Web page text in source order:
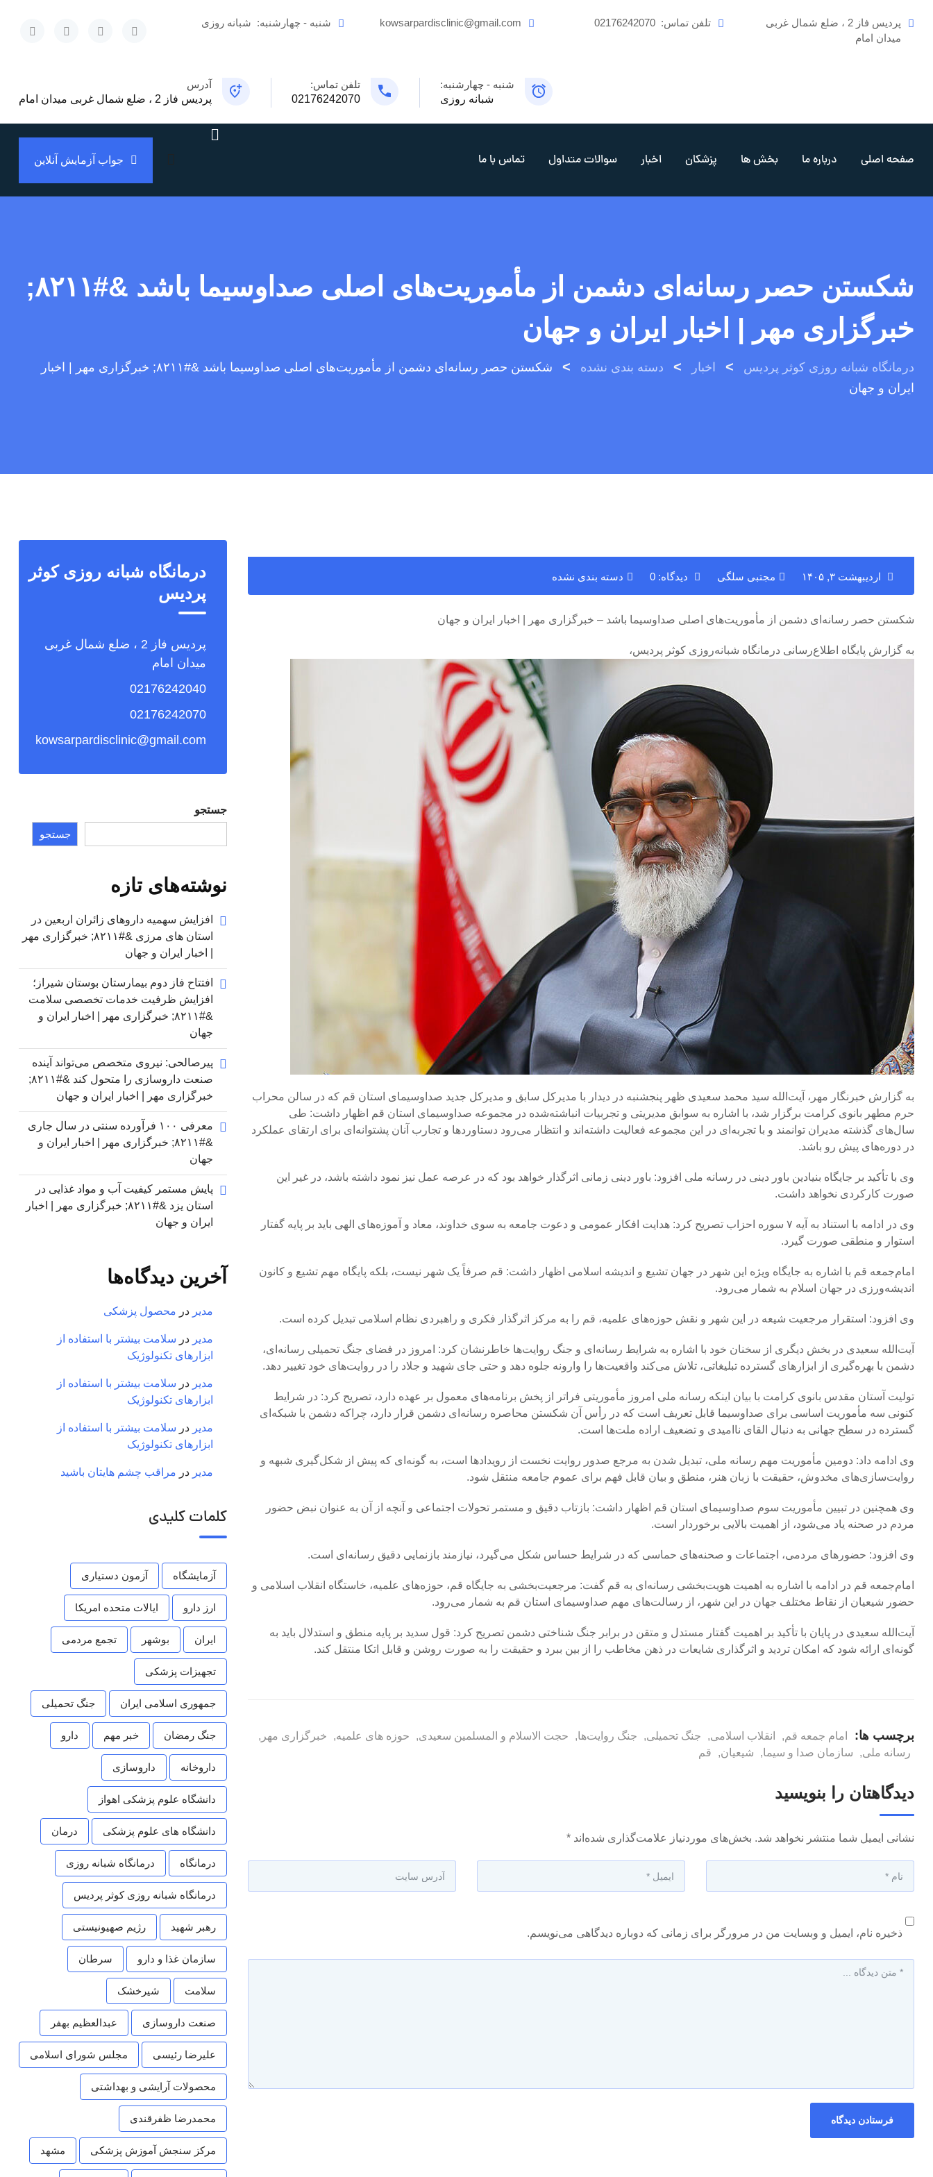
پردیس فاز 2 ، ضلع شمال غربی
میدان امام
تلفن تماس: 02176242070
kowsarpardisclinic@gmail.com شنبه - چهارشنبه: شبانه روزی
شنبه - چهارشنبه:
شبانه روزی
تلفن تماس:
02176242070
آدرس
پردیس فاز 2 ، ضلع شمال غربی میدان امام
صفحه اصلی درباره ما بخش ها پزشکان اخبار سوالات متداول تماس با ما جواب آزمایش آنلاین
شکستن حصر رسانه‌ای دشمن از مأموریت‌های اصلی صداوسیما باشد &#۸۲۱۱;
خبرگزاری مهر | اخبار ایران و جهان
درمانگاه شبانه روزی کوثر پردیس > اخبار > دسته بندی نشده >
شکستن حصر رسانه‌ای دشمن از مأموریت‌های اصلی صداوسیما باشد &#۸۲۱۱; خبرگزاری مهر | اخبار
ایران و جهان
اردیبهشت ۳, ۱۴۰۵ مجتبی سلگی دیدگاه: 0 دسته بندی نشده
شکستن حصر رسانه‌ای دشمن از مأموریت‌های اصلی صداوسیما باشد – خبرگزاری مهر | اخبار ایران و جهان
به گزارش پایگاه اطلاع‌رسانی درمانگاه شبانه‌روزی کوثر پردیس،
به گزارش خبرنگار مهر، آیت‌الله سید محمد سعیدی ظهر پنجشنبه در دیدار با مدیرکل سابق و مدیرکل جدید صداوسیمای استان قم که در سالن محراب
حرم مطهر بانوی کرامت برگزار شد، با اشاره به سوابق مدیریتی و تجربیات انباشته‌شده در مجموعه صداوسیمای استان قم اظهار داشت: طی
سال‌های گذشته مدیران توانمند و با تجربه‌ای در این مجموعه فعالیت داشته‌اند و انتظار می‌رود دستاوردها و تجارب آنان پشتوانه‌ای برای ارتقای عملکرد
در دوره‌های پیش رو باشد.
وی با تأکید بر جایگاه بنیادین باور دینی در رسانه ملی افزود: باور دینی زمانی اثرگذار خواهد بود که در عرصه عمل نیز نمود داشته باشد، در غیر این
صورت کارکردی نخواهد داشت.
وی در ادامه با استناد به آیه ۷ سوره احزاب تصریح کرد: هدایت افکار عمومی و دعوت جامعه به سوی خداوند، معاد و آموزه‌های الهی باید بر پایه گفتار
استوار و منطقی صورت گیرد.
امام‌جمعه قم با اشاره به جایگاه ویژه این شهر در جهان تشیع و اندیشه اسلامی اظهار داشت: قم صرفاً یک شهر نیست، بلکه پایگاه مهم تشیع و کانون
اندیشه‌ورزی در جهان اسلام به شمار می‌رود.
وی افزود: استقرار مرجعیت شیعه در این شهر و نقش حوزه‌های علمیه، قم را به مرکز اثرگذار فکری و راهبردی نظام اسلامی تبدیل کرده است.
آیت‌الله سعیدی در بخش دیگری از سخنان خود با اشاره به شرایط رسانه‌ای و جنگ روایت‌ها خاطرنشان کرد: امروز در فضای جنگ تحمیلی رسانه‌ای،
دشمن با بهره‌گیری از ابزارهای گسترده تبلیغاتی، تلاش می‌کند واقعیت‌ها را وارونه جلوه دهد و حتی جای شهید و جلاد را در روایت‌های خود تغییر دهد.
تولیت آستان مقدس بانوی کرامت با بیان اینکه رسانه ملی امروز مأموریتی فراتر از پخش برنامه‌های معمول بر عهده دارد، تصریح کرد: در شرایط
کنونی سه مأموریت اساسی برای صداوسیما قابل تعریف است که در رأس آن شکستن محاصره رسانه‌ای دشمن قرار دارد، چراکه دشمن با شبکه‌ای
گسترده در سطح جهانی به دنبال القای ناامیدی و تضعیف اراده ملت‌ها است.
وی ادامه داد: دومین مأموریت مهم رسانه ملی، تبدیل شدن به مرجع صدور روایت نخست از رویدادها است، به گونه‌ای که پیش از شکل‌گیری شبهه و
روایت‌سازی‌های مخدوش، حقیقت با زبان هنر، منطق و بیان قابل فهم برای عموم جامعه منتقل شود.
وی همچنین در تبیین مأموریت سوم صداوسیمای استان قم اظهار داشت: بازتاب دقیق و مستمر تحولات اجتماعی و آنچه از آن به عنوان نبض حضور
مردم در صحنه یاد می‌شود، از اهمیت بالایی برخوردار است.
وی افزود: حضورهای مردمی، اجتماعات و صحنه‌های حماسی که در شرایط حساس شکل می‌گیرد، نیازمند بازنمایی دقیق رسانه‌ای است.
امام‌جمعه قم در ادامه با اشاره به اهمیت هویت‌بخشی رسانه‌ای به قم گفت: مرجعیت‌بخشی به جایگاه قم، حوزه‌های علمیه، خاستگاه انقلاب اسلامی و
حضور شیعیان از نقاط مختلف جهان در این شهر، از رسالت‌های مهم صداوسیمای استان قم به شمار می‌رود.
آیت‌الله سعیدی در پایان با تأکید بر اهمیت گفتار مستدل و متقن در برابر جنگ شناختی دشمن تصریح کرد: قول سدید بر پایه منطق و استدلال باید به
گونه‌ای ارائه شود که امکان تردید و اثرگذاری شایعات در ذهن مخاطب را از بین ببرد و حقیقت را به صورت روشن و قابل اتکا منتقل کند.
برچسب ها: امام جمعه قم, انقلاب اسلامی, جنگ تحمیلی, جنگ روایت‌ها, حجت الاسلام و المسلمین سعیدی, حوزه های علمیه, خبرگزاری مهر ,
رسانه ملی, سازمان صدا و سیما, شیعیان, قم
دیدگاهتان را بنویسید
نشانی ایمیل شما منتشر نخواهد شد. بخش‌های موردنیاز علامت‌گذاری شده‌اند *
ذخیره نام، ایمیل و وبسایت من در مرورگر برای زمانی که دوباره دیدگاهی می‌نویسم.
درمانگاه شبانه روزی کوثر
پردیس
پردیس فاز 2 ، ضلع شمال غربی
میدان امام
02176242040
02176242070
kowsarpardisclinic@gmail.com
جستجو
جستجو
نوشته‌های تازه
افزایش سهمیه داروهای زائران اربعین در
استان های مرزی &#۸۲۱۱; خبرگزاری مهر
| اخبار ایران و جهان
افتتاح فاز دوم بیمارستان بوستان شیراز؛
افزایش ظرفیت خدمات تخصصی سلامت
&#۸۲۱۱; خبرگزاری مهر | اخبار ایران و
جهان
پیرصالحی: نیروی متخصص می‌تواند آینده
صنعت داروسازی را متحول کند &#۸۲۱۱;
خبرگزاری مهر | اخبار ایران و جهان
معرفی ۱۰۰ فرآورده سنتی در سال جاری
&#۸۲۱۱; خبرگزاری مهر | اخبار ایران و
جهان
پایش مستمر کیفیت آب و مواد غذایی در
استان یزد &#۸۲۱۱; خبرگزاری مهر | اخبار
ایران و جهان
آخرین دیدگاه‌ها
مدیر در محصول پزشکی
مدیر در سلامت بیشتر با استفاده از
ابزارهای تکنولوژیک
مدیر در سلامت بیشتر با استفاده از
ابزارهای تکنولوژیک
مدیر در سلامت بیشتر با استفاده از
ابزارهای تکنولوژیک
مدیر در مراقب چشم هایتان باشید
کلمات کلیدی
آزمایشگاه آزمون دستیاری
ارز دارو ایالات متحده امریکا
ایران بوشهر تجمع مردمی
تجهیزات پزشکی
جمهوری اسلامی ایران جنگ تحمیلی
جنگ رمضان خبر مهم دارو
داروخانه داروسازی
دانشگاه علوم پزشکی اهواز
دانشگاه های علوم پزشکی درمان
درمانگاه درمانگاه شبانه روزی
درمانگاه شبانه روزی کوثر پردیس
رهبر شهید رژیم صهیونیستی
سازمان غذا و دارو سرطان
سلامت شیرخشک
صنعت داروسازی عبدالعظیم بهفر
علیرضا رئیسی مجلس شورای اسلامی
محصولات آرایشی و بهداشتی
محمدرضا ظفرقندی
مرکز سنجش آموزش پزشکی مشهد